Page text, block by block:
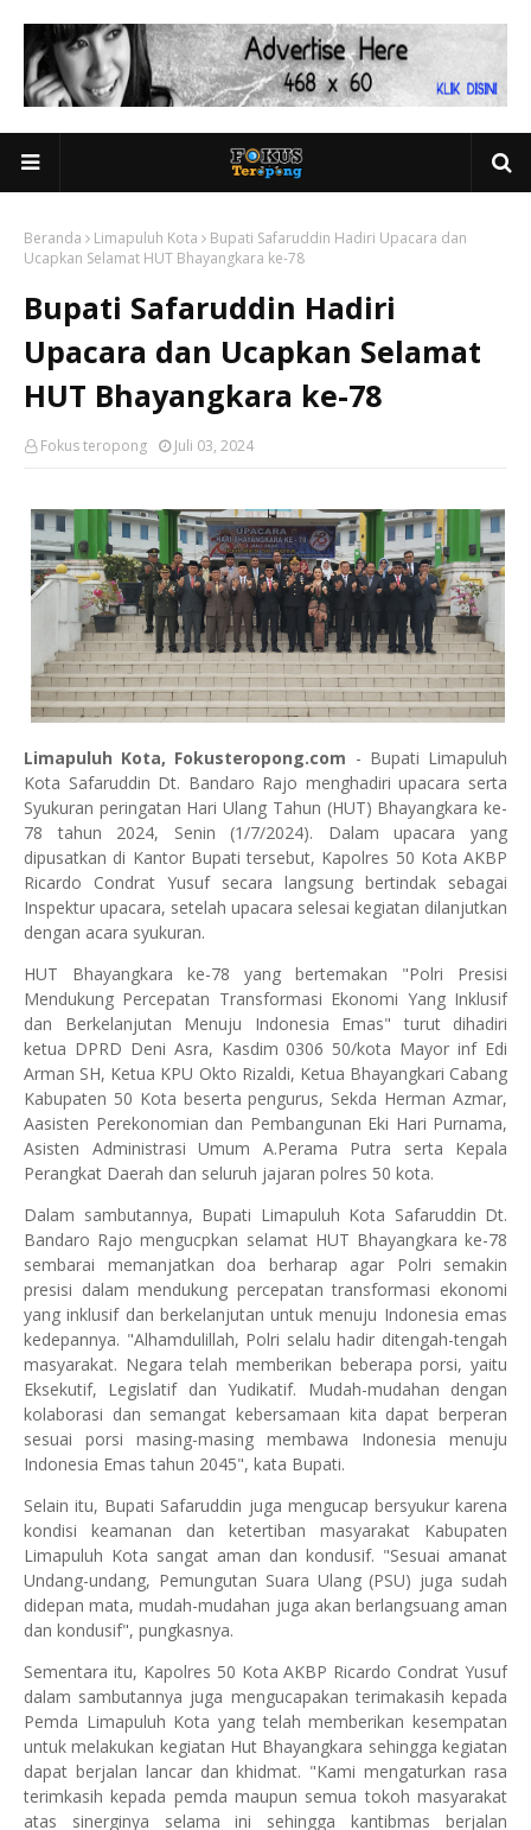
Beranda Limapuluh Kota
Bupati Safaruddin Hadiri Upacara dan
Ucapkan Selamat HUT Bhayangkara ke-78
Bupati Safaruddin Hadiri
Upacara dan Ucapkan Selamat
HUT Bhayangkara ke-78
Fokus teropong Juli 03, 2024
Limapuluh Kota, Fokusteropong.com - Bupati Limapuluh
Kota Safaruddin Dt. Bandaro Rajo menghadiri upacara serta
Syukuran peringatan Hari Ulang Tahun (HUT) Bhayangkara ke-
78 tahun 2024, Senin (1/7/2024). Dalam upacara yang
dipusatkan di Kantor Bupati tersebut, Kapolres 50 Kota AKBP
Ricardo Condrat Yusuf secara langsung bertindak sebagai
Inspektur upacara, setelah upacara selesai kegiatan dilanjutkan
dengan acara syukuran.
HUT Bhayangkara ke-78 yang bertemakan "Polri Presisi
Mendukung Percepatan Transformasi Ekonomi Yang Inklusif
dan Berkelanjutan Menuju Indonesia Emas" turut dihadiri
ketua DPRD Deni Asra, Kasdim 0306 50/kota Mayor inf Edi
Arman SH, Ketua KPU Okto Rizaldi, Ketua Bhayangkari Cabang
Kabupaten 50 Kota beserta pengurus, Sekda Herman Azmar,
Aasisten Perekonomian dan Pembangunan Eki Hari Purnama,
Asisten Administrasi Umum A.Perama Putra serta Kepala
Perangkat Daerah dan seluruh jajaran polres 50 kota.
Dalam sambutannya, Bupati Limapuluh Kota Safaruddin Dt.
Bandaro Rajo mengucpkan selamat HUT Bhayangkara ke-78
sembarai memanjatkan doa berharap agar Polri semakin
presisi dalam mendukung percepatan transformasi ekonomi
yang inklusif dan berkelanjutan untuk menuju Indonesia emas
kedepannya. "Alhamdulillah, Polri selalu hadir ditengah-tengah
masyarakat. Negara telah memberikan beberapa porsi, yaitu
Eksekutif, Legislatif dan Yudikatif. Mudah-mudahan dengan
kolaborasi dan semangat kebersamaan kita dapat berperan
sesuai porsi masing-masing membawa Indonesia menuju
Indonesia Emas tahun 2045", kata Bupati.
Selain itu, Bupati Safaruddin juga mengucap bersyukur karena
kondisi keamanan dan ketertiban masyarakat Kabupaten
Limapuluh Kota sangat aman dan kondusif. "Sesuai amanat
Undang-undang, Pemungutan Suara Ulang (PSU) juga sudah
didepan mata, mudah-mudahan juga akan berlangsuang aman
dan kondusif", pungkasnya.
Sementara itu, Kapolres 50 Kota AKBP Ricardo Condrat Yusuf
dalam sambutannya juga mengucapakan terimakasih kepada
Pemda Limapuluh Kota yang telah memberikan kesempatan
untuk melakukan kegiatan Hut Bhayangkara sehingga kegiatan
dapat berjalan lancar dan khidmat. "Kami mengaturkan rasa
terimkasih kepada pemda maupun semua tokoh masyarakat
atas sinerginya selama ini sehingga kantibmas berjalan